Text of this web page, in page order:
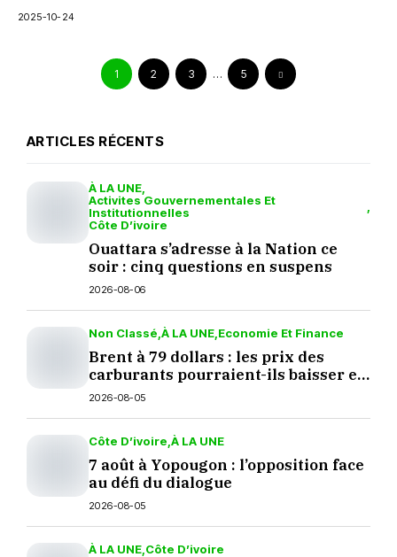
2025-10-24
1 2 3 … 5
ARTICLES RÉCENTS
À LA UNE
Activites Gouvernementales Et
Institutionnelles
Côte D’ivoire
Ouattara s’adresse à la Nation ce
soir : cinq questions en suspens
2026-08-06
Non Classé À LA UNE Economie Et Finance
Brent à 79 dollars : les prix des
carburants pourraient-ils baisser en
septembre ?
2026-08-05
Côte D’ivoire À LA UNE
7 août à Yopougon : l’opposition face
au défi du dialogue
2026-08-05
À LA UNE Côte D’ivoire